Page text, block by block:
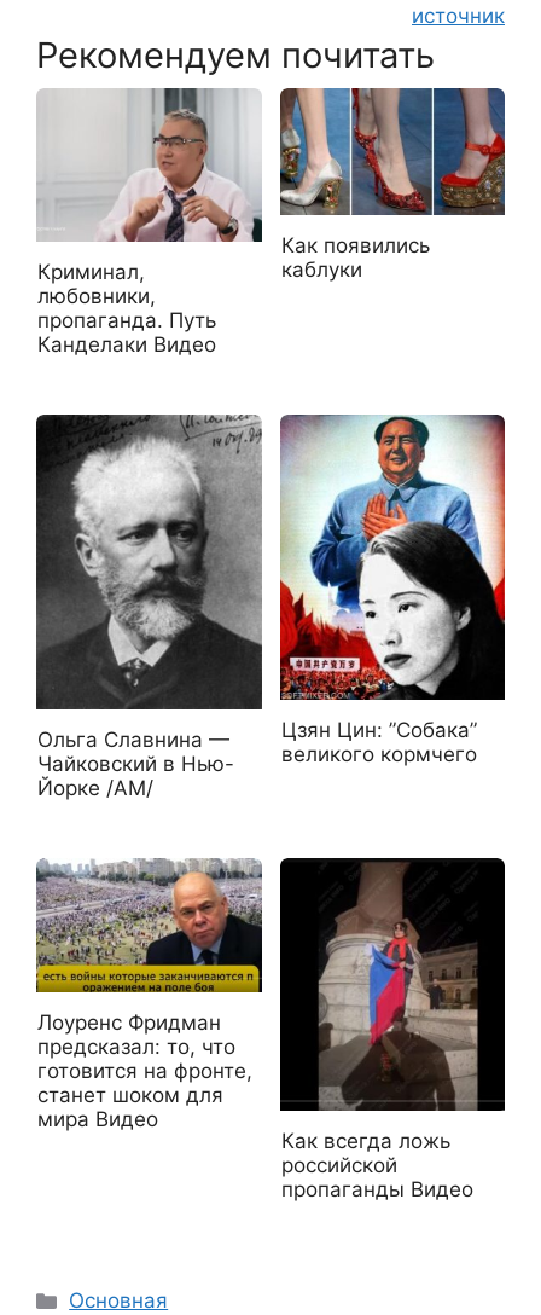
источник
Рекомендуем почитать
Криминал,
любовники,
пропаганда. Путь
Канделаки Видео
Как появились
каблуки
Ольга Славнина —
Чайковский в Нью-
Йорке /АМ/
Цзян Цин: ”Собака”
великого кормчего
Лоуренс Фридман
предсказал: то, что
готовится на фронте,
станет шоком для
мира Видео
Как всегда ложь
российской
пропаганды Видео
Рубрики
Основная